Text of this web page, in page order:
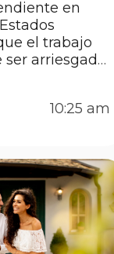
en
el trabajo
arriesgado.
los
contexto,
adecuado
10:25 am